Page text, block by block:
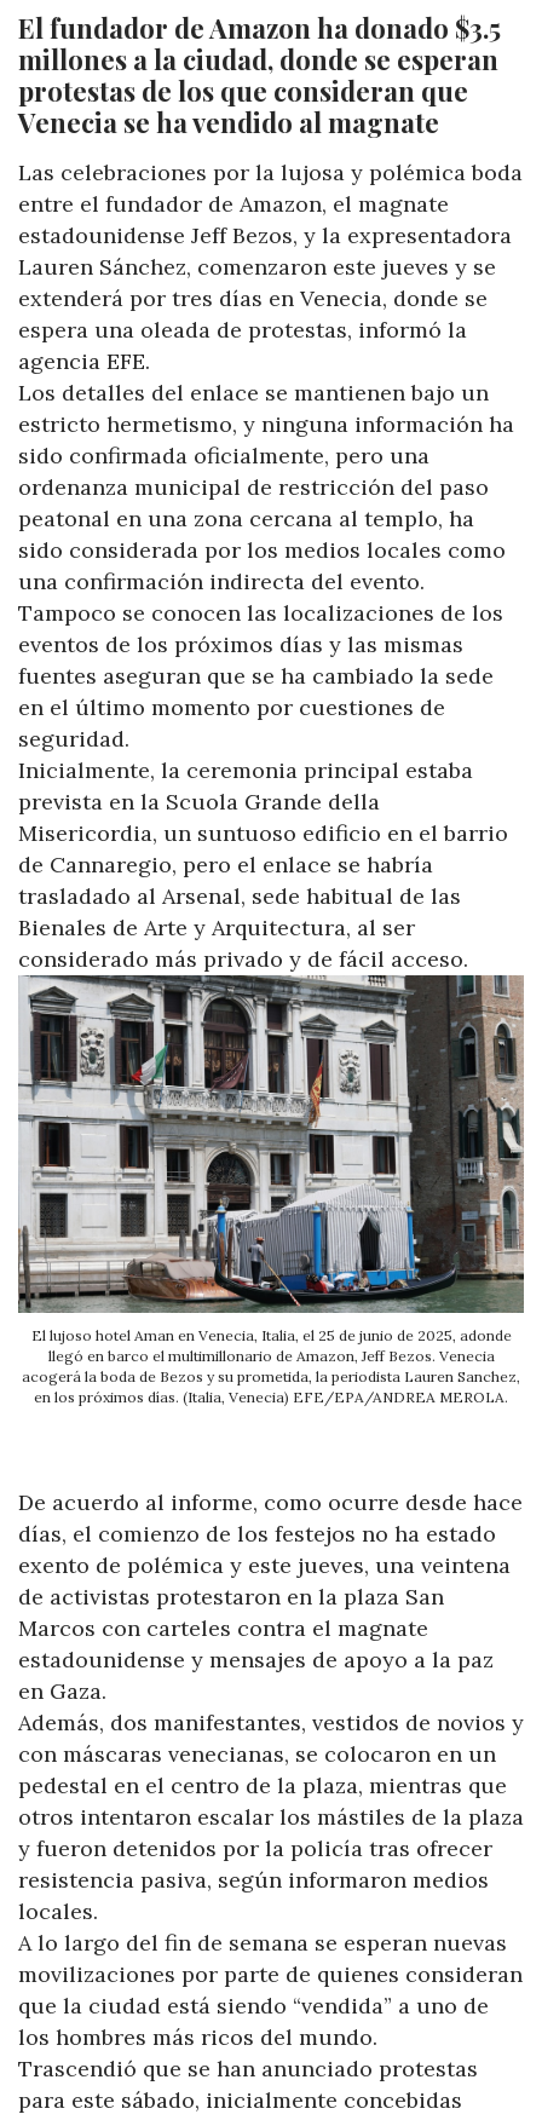
El fundador de Amazon ha donado $3.5
millones a la ciudad, donde se esperan
protestas de los que consideran que
Venecia se ha vendido al magnate
Las celebraciones por la lujosa y polémica boda
entre el fundador de Amazon, el magnate
estadounidense Jeff Bezos, y la expresentadora
Lauren Sánchez, comenzaron este jueves y se
extenderá por tres días en Venecia, donde se
espera una oleada de protestas, informó la
agencia EFE.
Los detalles del enlace se mantienen bajo un
estricto hermetismo, y ninguna información ha
sido confirmada oficialmente, pero una
ordenanza municipal de restricción del paso
peatonal en una zona cercana al templo, ha
sido considerada por los medios locales como
una confirmación indirecta del evento.
Tampoco se conocen las localizaciones de los
eventos de los próximos días y las mismas
fuentes aseguran que se ha cambiado la sede
en el último momento por cuestiones de
seguridad.
Inicialmente, la ceremonia principal estaba
prevista en la Scuola Grande della
Misericordia, un suntuoso edificio en el barrio
de Cannaregio, pero el enlace se habría
trasladado al Arsenal, sede habitual de las
Bienales de Arte y Arquitectura, al ser
considerado más privado y de fácil acceso.
El lujoso hotel Aman en Venecia, Italia, el 25 de junio de 2025, adonde
llegó en barco el multimillonario de Amazon, Jeff Bezos. Venecia
acogerá la boda de Bezos y su prometida, la periodista Lauren Sanchez,
en los próximos días. (Italia, Venecia) EFE/EPA/ANDREA MEROLA.
De acuerdo al informe, como ocurre desde hace
días, el comienzo de los festejos no ha estado
exento de polémica y este jueves, una veintena
de activistas protestaron en la plaza San
Marcos con carteles contra el magnate
estadounidense y mensajes de apoyo a la paz
en Gaza.
Además, dos manifestantes, vestidos de novios y
con máscaras venecianas, se colocaron en un
pedestal en el centro de la plaza, mientras que
otros intentaron escalar los mástiles de la plaza
y fueron detenidos por la policía tras ofrecer
resistencia pasiva, según informaron medios
locales.
A lo largo del fin de semana se esperan nuevas
movilizaciones por parte de quienes consideran
que la ciudad está siendo “vendida” a uno de
los hombres más ricos del mundo.
Trascendió que se han anunciado protestas
para este sábado, inicialmente concebidas